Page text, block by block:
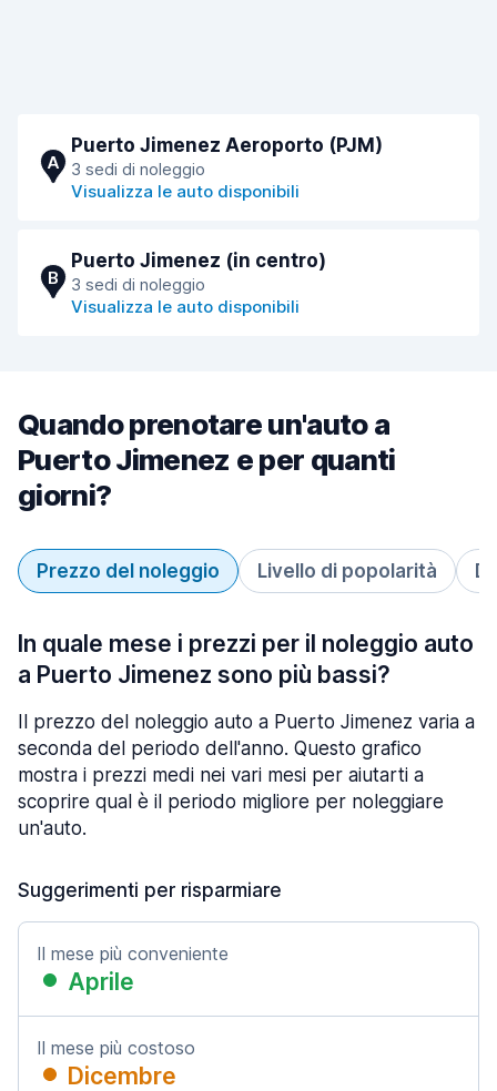
A
Puerto Jimenez Aeroporto (PJM)
3 sedi di noleggio
Visualizza le auto disponibili
B
Puerto Jimenez (in centro)
3 sedi di noleggio
Visualizza le auto disponibili
Quando prenotare un'auto a
Puerto Jimenez e per quanti
giorni?
Prezzo del noleggio Livello di popolarità
In quale mese i prezzi per il noleggio auto
a Puerto Jimenez sono più bassi?
Il prezzo del noleggio auto a Puerto Jimenez varia a
seconda del periodo dell'anno. Questo grafico
mostra i prezzi medi nei vari mesi per aiutarti a
scoprire qual è il periodo migliore per noleggiare
un'auto.
Suggerimenti per risparmiare
Il mese più conveniente
Aprile
Il mese più costoso
Dicembre